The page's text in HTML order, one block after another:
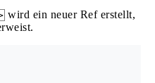
wird ein neuer Ref erstellt,